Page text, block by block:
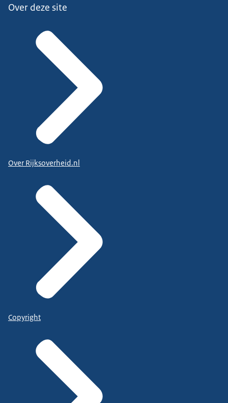
Over deze site
Over Rijksoverheid.nl
Copyright